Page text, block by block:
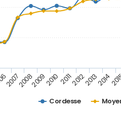
Cordesse
2007200820092010 2011201220132014